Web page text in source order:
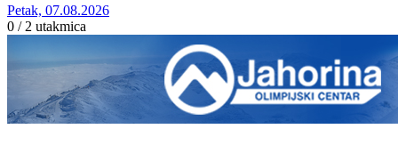
Petak, 07.08.2026
0 / 2 utakmica